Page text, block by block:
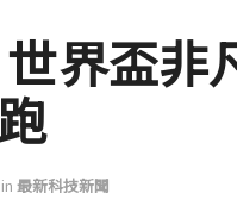
界盃非
in 最新科技新聞